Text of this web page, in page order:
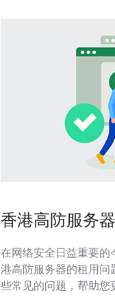
香港高防服务
在网络安全日益重要的
港高防服务器的租用问
些常见的问题，帮助您